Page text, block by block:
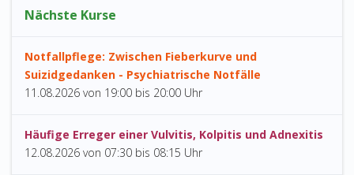
Nächste Kurse
Notfallpflege: Zwischen Fieberkurve und
Suizidgedanken - Psychiatrische Notfälle
11.08.2026 von 19:00 bis 20:00 Uhr
Häufige Erreger einer Vulvitis, Kolpitis und Adnexitis
12.08.2026 von 07:30 bis 08:15 Uhr